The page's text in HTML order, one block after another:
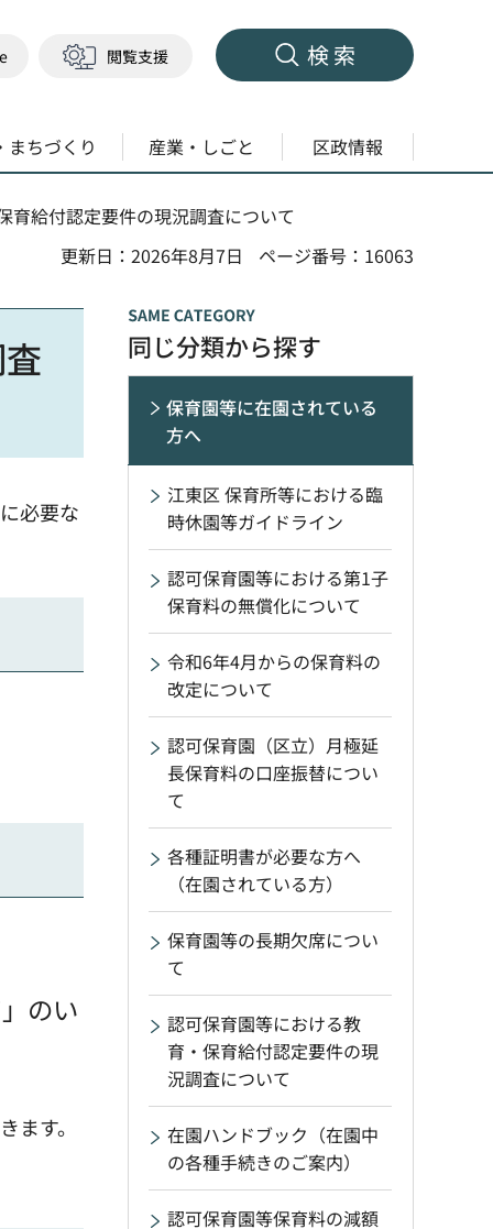
閲覧支援 検索
まちづくり 産業・しごと 区政情報
育給付認定要件の現況調査について
更新日：2026年8月7日
ページ番号：16063
必要な
のい
ます。
同じ分類から探す
保育園等に在園されている
方へ
江東区 保育所等における臨
時休園等ガイドライン
認可保育園等における第1子
保育料の無償化について
令和6年4月からの保育料の
改定について
認可保育園（区立）月極延
長保育料の口座振替につい
て
各種証明書が必要な方へ
（在園されている方）
保育園等の長期欠席につい
て
認可保育園等における教
育・保育給付認定要件の現
況調査について
在園ハンドブック（在園中
の各種手続きのご案内）
認可保育園等保育料の減額